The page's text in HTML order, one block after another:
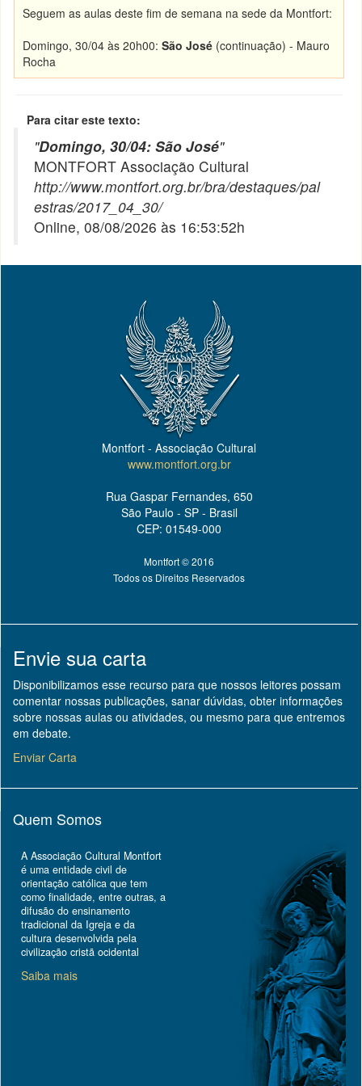
Seguem as aulas deste fim de semana na sede da Montfort:
Domingo, 30/04 às 20h00:São José (continuação) - Mauro
Rocha
Para citar este texto:
"Domingo, 30/04: São José"
MONTFORT Associação Cultural
http://www.montfort.org.br/bra/destaques/pal
estras/2017_04_30/
Online, 08/08/2026 às 16:53:52h
Montfort - Associação Cultural
www.montfort.org.br
Rua Gaspar Fernandes, 650
São Paulo - SP - Brasil
CEP: 01549-000
Montfort © 2016
Todos os Direitos Reservados
Envie sua carta
Disponibilizamos esse recurso para que nossos leitores possam
comentar nossas publicações, sanar dúvidas, obter informações
sobre nossas aulas ou atividades, ou mesmo para que entremos
em debate.
Enviar Carta
Quem Somos
A Associação Cultural Montfort
é uma entidade civil de
orientação católica que tem
como finalidade, entre outras, a
difusão do ensinamento
tradicional da Igreja e da
cultura desenvolvida pela
civilização cristã ocidental
Saiba mais